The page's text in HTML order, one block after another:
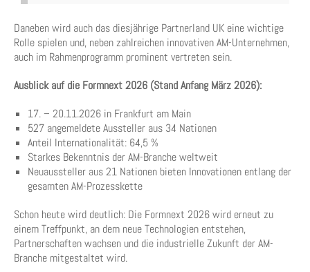
Daneben wird auch das diesjährige Partnerland UK eine wichtige
Rolle spielen und, neben zahlreichen innovativen AM-Unternehmen,
auch im Rahmenprogramm prominent vertreten sein.
Ausblick auf die Formnext 2026 (Stand Anfang März 2026):
17. – 20.11.2026 in Frankfurt am Main
527 angemeldete Aussteller aus 34 Nationen
Anteil Internationalität: 64,5 %
Starkes Bekenntnis der AM-Branche weltweit
Neuaussteller aus 21 Nationen bieten Innovationen entlang der
gesamten AM-Prozesskette
Schon heute wird deutlich: Die Formnext 2026 wird erneut zu
einem Treffpunkt, an dem neue Technologien entstehen,
Partnerschaften wachsen und die industrielle Zukunft der AM-
Branche mitgestaltet wird.